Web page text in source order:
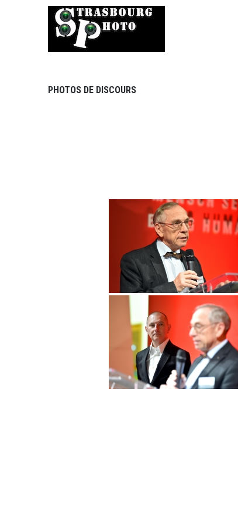
PHOTOS DE DISCOURS